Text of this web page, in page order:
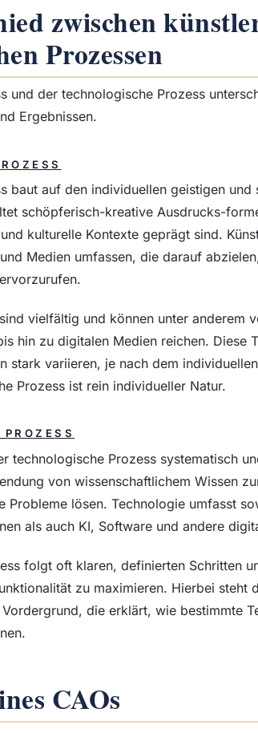
zwischen
Prozessen
und der technologische Prozess
Ergebnissen.
baut auf den individuellen geistigen und
schöpferisch-kreative Ausdrucks-
kulturelle Kontexte geprägt sind.
Medien umfassen, die darauf
vielfältig und können unter anderem
hin zu digitalen Medien reichen. Diese
stark variieren, je nach dem
Prozess ist rein individueller Natur.
technologische Prozess systematisch
von wissenschaftlichem Wissen
Probleme lösen. Technologie umfasst
als auch KI, Software und andere
folgt oft klaren, definierten Schritten
zu maximieren. Hierbei steht
die erklärt, wie bestimmte
CAOs